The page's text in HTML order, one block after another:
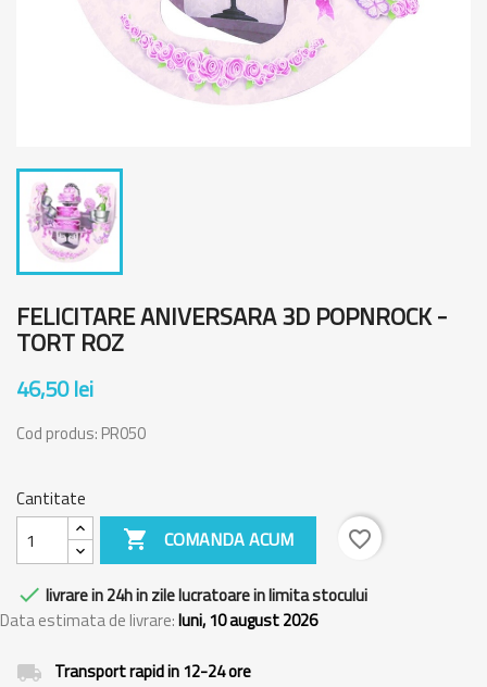
FELICITARE ANIVERSARA 3D POPNROCK -
TORT ROZ
46,50 lei
Cod produs: PR050
Cantitate
 COMANDA ACUM favorite_border
 livrare in 24h in zile lucratoare in limita stocului
Data estimata de livrare:luni, 10 august 2026
local_shipping Transport rapid in 12-24 ore